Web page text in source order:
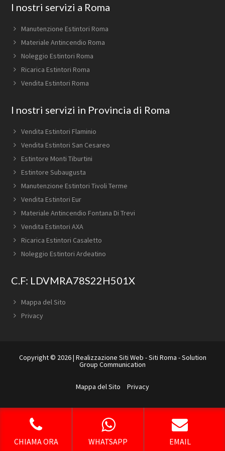
Footer
I nostri servizi a Roma
Manutenzione Estintori Roma
Materiale Antincendio Roma
Noleggio Estintori Roma
Ricarica Estintori Roma
Vendita Estintori Roma
I nostri servizi in Provincia di Roma
Vendita Estintori Flaminio
Vendita Estintori San Cesareo
Estintore Monti Tiburtini
Estintore Subaugusta
Manutenzione Estintori Tivoli Terme
Vendita Estintori Eur
Materiale Antincendio Fontana Di Trevi
Vendita Estintori AXA
Ricarica Estintori Casaletto
Noleggio Estintori Ardeatino
C.F: LDVMRA78S22H501X
Mappa del Sito
Privacy
Copyright © 2026 | Realizzazione Siti Web -Siti Roma -Solution
Group Communication
Mappa del Sito Privacy
CHIAMA ORA WHATSAPP EMAIL